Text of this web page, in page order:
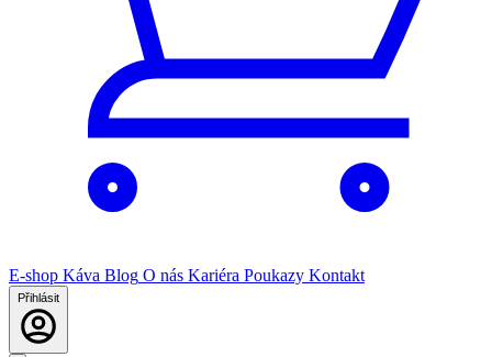
E-shop Káva Blog O nás Kariéra Poukazy Kontakt
Přihlásit